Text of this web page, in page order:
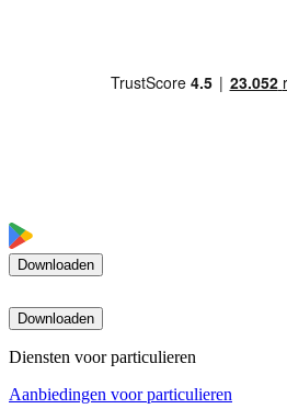
Downloaden
Downloaden
Diensten voor particulieren
Aanbiedingen voor particulieren